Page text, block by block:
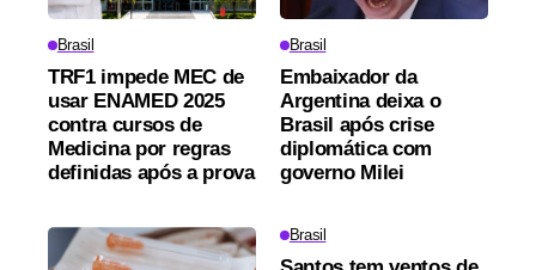
Brasil
TRF1 impede MEC de
usar ENAMED 2025
contra cursos de
Medicina por regras
definidas após a prova
Brasil
Embaixador da
Argentina deixa o
Brasil após crise
diplomática com
governo Milei
Brasil